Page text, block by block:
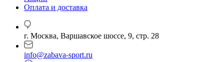
Оплата и доставка
г. Москва, Варшавское шоссе, 9, стр. 28
info@zabava-sport.ru